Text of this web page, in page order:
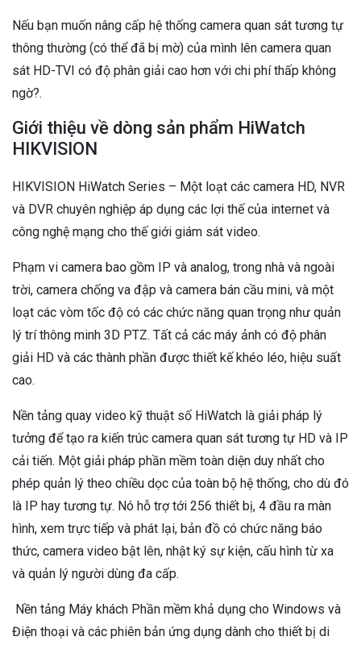
Nếu bạn muốn nâng cấp hệ thống camera quan sát tương tự
thông thường (có thể đã bị mờ) của mình lên camera quan
sát HD-TVI có độ phân giải cao hơn với chi phí thấp không
ngờ?.
Giới thiệu về dòng sản phẩm HiWatch
HIKVISION
HIKVISION HiWatch Series – Một loạt các camera HD, NVR
và DVR chuyên nghiệp áp dụng các lợi thế của internet và
công nghệ mạng cho thế giới giám sát video.
Phạm vi camera bao gồm IP và analog, trong nhà và ngoài
trời, camera chống va đập và camera bán cầu mini, và một
loạt các vòm tốc độ có các chức năng quan trọng như quản
lý trí thông minh 3D PTZ. Tất cả các máy ảnh có độ phân
giải HD và các thành phần được thiết kế khéo léo, hiệu suất
cao.
Nền tảng quay video kỹ thuật số HiWatch là giải pháp lý
tưởng để tạo ra kiến ​​trúc camera quan sát tương tự HD và IP
cải tiến. Một giải pháp phần mềm toàn diện duy nhất cho
phép quản lý theo chiều dọc của toàn bộ hệ thống, cho dù đó
là IP hay tương tự. Nó hỗ trợ tới 256 thiết bị, 4 đầu ra màn
hình, xem trực tiếp và phát lại, bản đồ có chức năng báo
thức, camera video bật lên, nhật ký sự kiện, cấu hình từ xa
và quản lý người dùng đa cấp.
Nền tảng Máy khách Phần mềm khả dụng cho Windows và
Điện thoại và các phiên bản ứng dụng dành cho thiết bị di